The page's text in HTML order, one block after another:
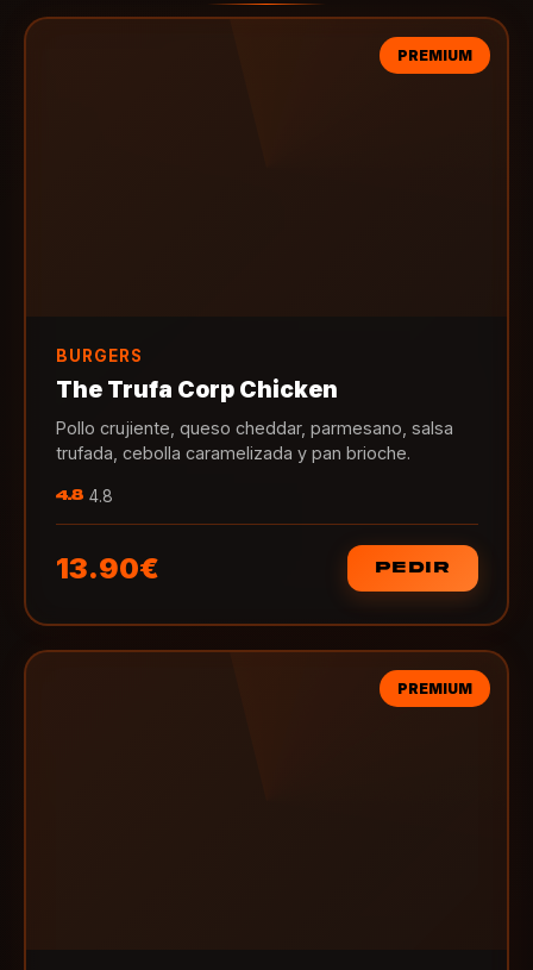
PREMIUM
BURGERS
The Trufa Corp Chicken
Pollo crujiente, queso cheddar, parmesano, salsa
trufada, cebolla caramelizada y pan brioche.
4.8 4.8
13.90€ PEDIR
PREMIUM